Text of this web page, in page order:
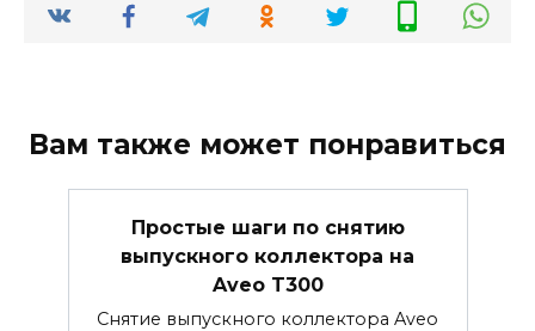
Вам также может понравиться
Простые шаги по снятию
выпускного коллектора на
Aveo T300
Снятие выпускного коллектора Aveo